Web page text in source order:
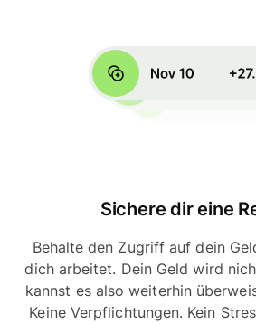
Sichere dir eine
Behalte den Zugriff auf dein
dich arbeitet. Dein Geld wird
kannst es also weiterhin
Keine Verpflichtungen. Kein